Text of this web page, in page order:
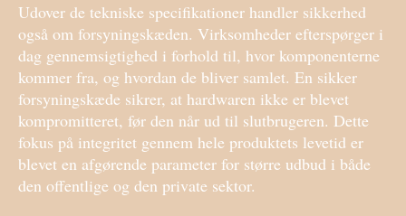
Udover de tekniske specifikationer handler sikkerhed
også om forsyningskæden. Virksomheder efterspørger i
dag gennemsigtighed i forhold til, hvor komponenterne
kommer fra, og hvordan de bliver samlet. En sikker
forsyningskæde sikrer, at hardwaren ikke er blevet
kompromitteret, før den når ud til slutbrugeren. Dette
fokus på integritet gennem hele produktets levetid er
blevet en afgørende parameter for større udbud i både
den offentlige og den private sektor.